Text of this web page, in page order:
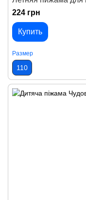
224 грн
Купить
Размер
110